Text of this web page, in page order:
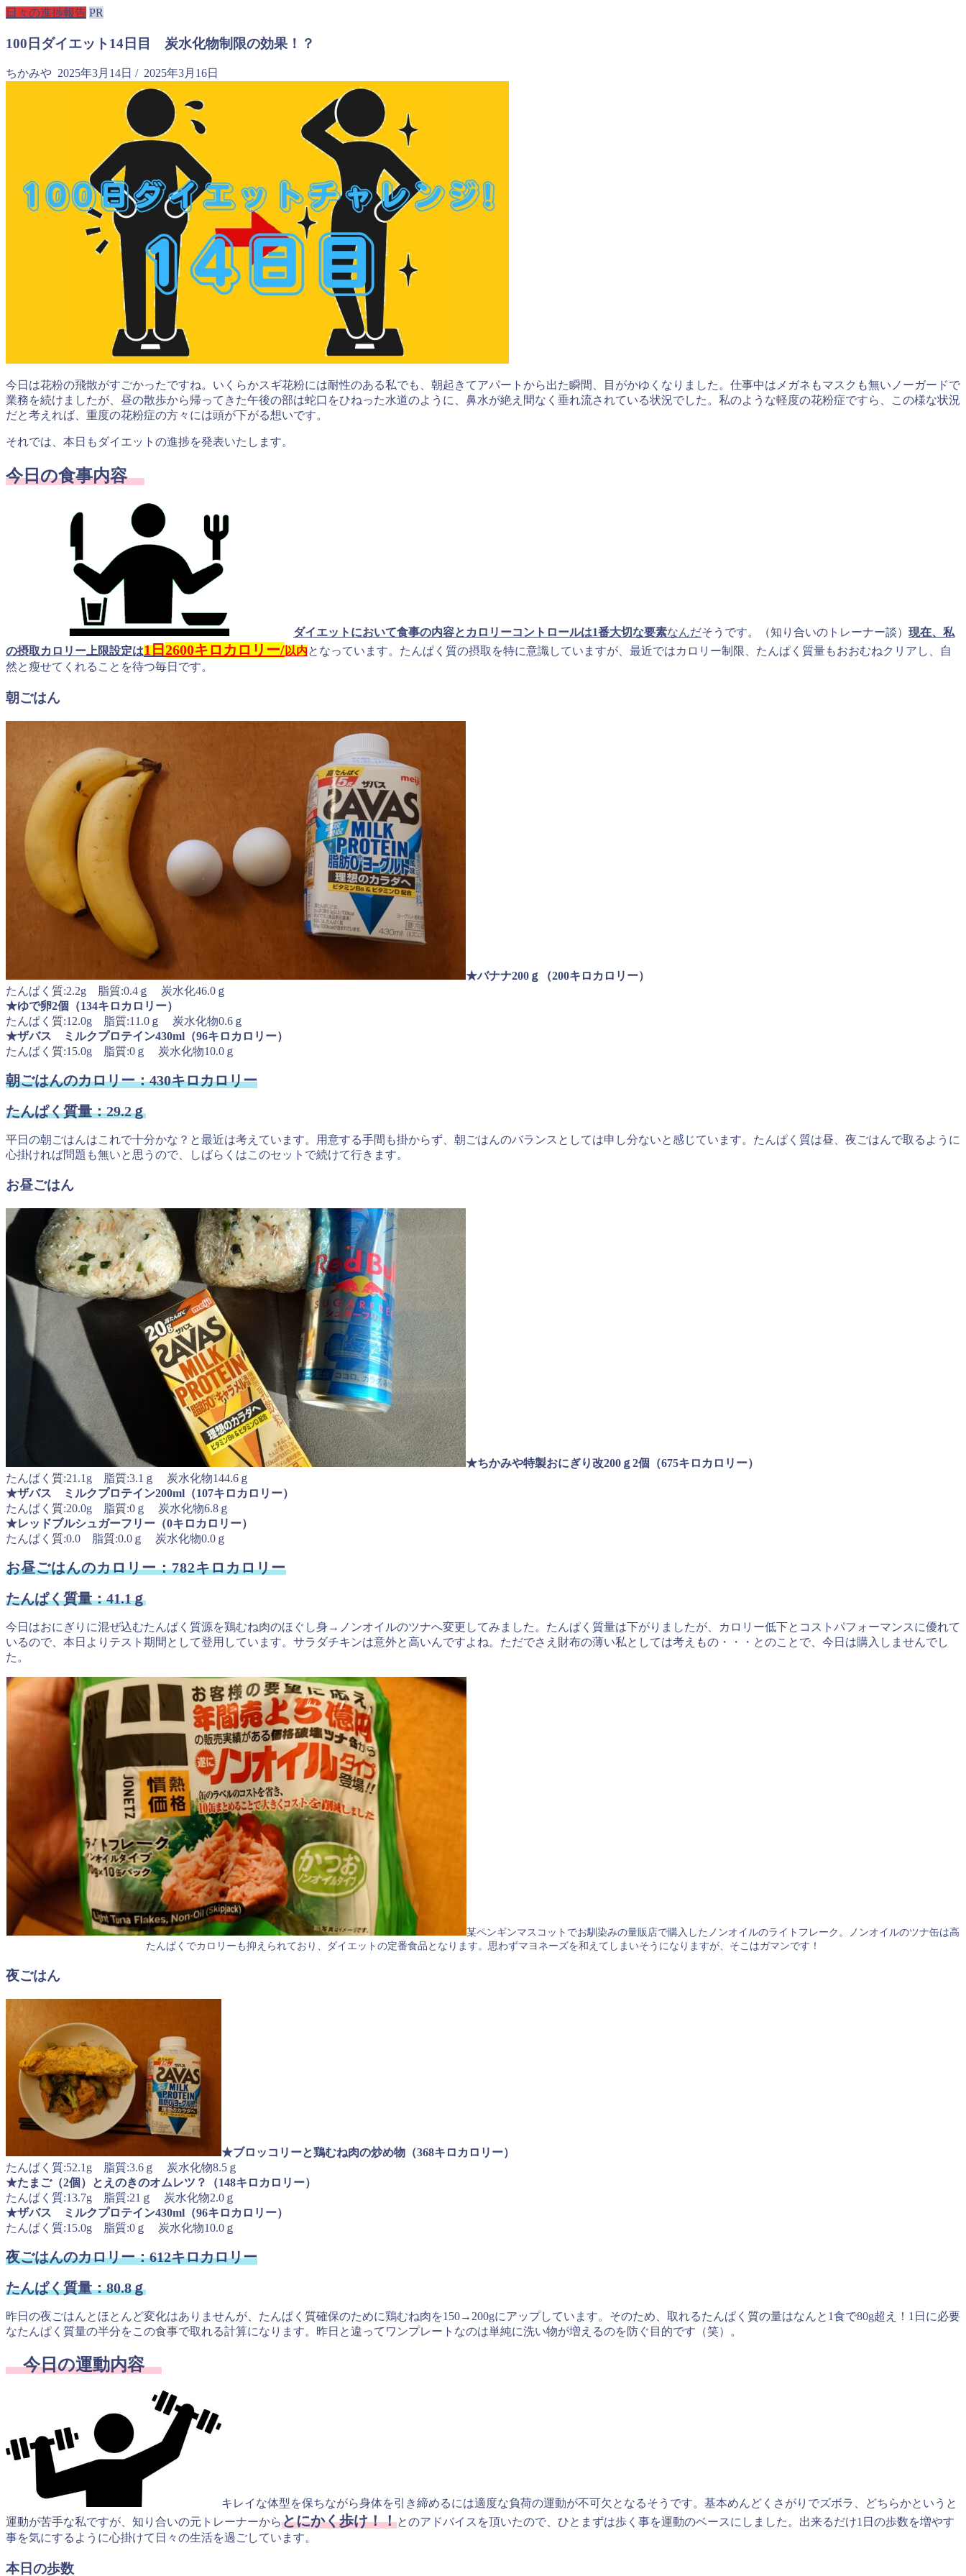
日々の進捗報告 PR
100日ダイエット14日目 炭水化物制限の効果！？
ちかみや 2025年3月14日 / 2025年3月16日
今日は花粉の飛散がすごかったですね。いくらかスギ花粉には耐性のある私でも、朝起きてアパートから出た瞬間、目がかゆくなりました。仕事中はメガネもマスクも無いノーガードで
業務を続けましたが、昼の散歩から帰ってきた午後の部は蛇口をひねった水道のように、鼻水が絶え間なく垂れ流されている状況でした。私のような軽度の花粉症ですら、この様な状況
だと考えれば、重度の花粉症の方々には頭が下がる想いです。
それでは、本日もダイエットの進捗を発表いたします。
今日の食事内容
ダイエットにおいて食事の内容とカロリーコントロールは1番大切な要素なんだそうです。（知り合いのトレーナー談） 現在、私
の摂取カロリー上限設定は1日2600キロカロリー/以内となっています。たんぱく質の摂取を特に意識していますが、最近ではカロリー制限、たんぱく質量もおおむねクリアし、自
然と瘦せてくれることを待つ毎日です。
朝ごはん
★バナナ200ｇ（200キロカロリー）
たんぱく質:2.2g 脂質:0.4ｇ 炭水化46.0ｇ
★ゆで卵2個（134キロカロリー）
たんぱく質:12.0g 脂質:11.0ｇ 炭水化物0.6ｇ
★ザバス ミルクプロテイン430ml（96キロカロリー）
たんぱく質:15.0g 脂質:0ｇ 炭水化物10.0ｇ
朝ごはんのカロリー：430キロカロリー
たんぱく質量：29.2ｇ
平日の朝ごはんはこれで十分かな？と最近は考えています。用意する手間も掛からず、朝ごはんのバランスとしては申し分ないと感じています。たんぱく質は昼、夜ごはんで取るように
心掛ければ問題も無いと思うので、しばらくはこのセットで続けて行きます。
お昼ごはん
★ちかみや特製おにぎり改200ｇ2個（675キロカロリー）
たんぱく質:21.1g 脂質:3.1ｇ 炭水化物144.6ｇ
★ザバス ミルクプロテイン200ml（107キロカロリー）
たんぱく質:20.0g 脂質:0ｇ 炭水化物6.8ｇ
★レッドブルシュガーフリー（0キロカロリー）
たんぱく質:0.0 脂質:0.0ｇ 炭水化物0.0ｇ
お昼ごはんのカロリー：782キロカロリー
たんぱく質量：41.1ｇ
今日はおにぎりに混ぜ込むたんぱく質源を鶏むね肉のほぐし身→ノンオイルのツナへ変更してみました。たんぱく質量は下がりましたが、カロリー低下とコストパフォーマンスに優れて
いるので、本日よりテスト期間として登用しています。サラダチキンは意外と高いんですよね。ただでさえ財布の薄い私としては考えもの・・・とのことで、今日は購入しませんでし
た。
某ペンギンマスコットでお馴染みの量販店で購入したノンオイルのライトフレーク。ノンオイルのツナ缶は高
たんぱくでカロリーも抑えられており、ダイエットの定番食品となります。思わずマヨネーズを和えてしまいそうになりますが、そこはガマンです！
夜ごはん
★ブロッコリーと鶏むね肉の炒め物（368キロカロリー）
たんぱく質:52.1g 脂質:3.6ｇ 炭水化物8.5ｇ
★たまご（2個）とえのきのオムレツ？（148キロカロリー）
たんぱく質:13.7g 脂質:21ｇ 炭水化物2.0ｇ
★ザバス ミルクプロテイン430ml（96キロカロリー）
たんぱく質:15.0g 脂質:0ｇ 炭水化物10.0ｇ
夜ごはんのカロリー：612キロカロリー
たんぱく質量：80.8ｇ
昨日の夜ごはんとほとんど変化はありませんが、たんぱく質確保のために鶏むね肉を150→200gにアップしています。そのため、取れるたんぱく質の量はなんと1食で80g超え！1日に必要
なたんぱく質量の半分をこの食事で取れる計算になります。昨日と違ってワンプレートなのは単純に洗い物が増えるのを防ぐ目的です（笑）。
今日の運動内容
キレイな体型を保ちながら身体を引き締めるには適度な負荷の運動が不可欠となるそうです。基本めんどくさがりでズボラ、どちらかというと
運動が苦手な私ですが、知り合いの元トレーナーからとにかく歩け！！とのアドバイスを頂いたので、ひとまずは歩く事を運動のベースにしました。出来るだけ1日の歩数を増やす
事を気にするように心掛けて日々の生活を過ごしています。
本日の歩数